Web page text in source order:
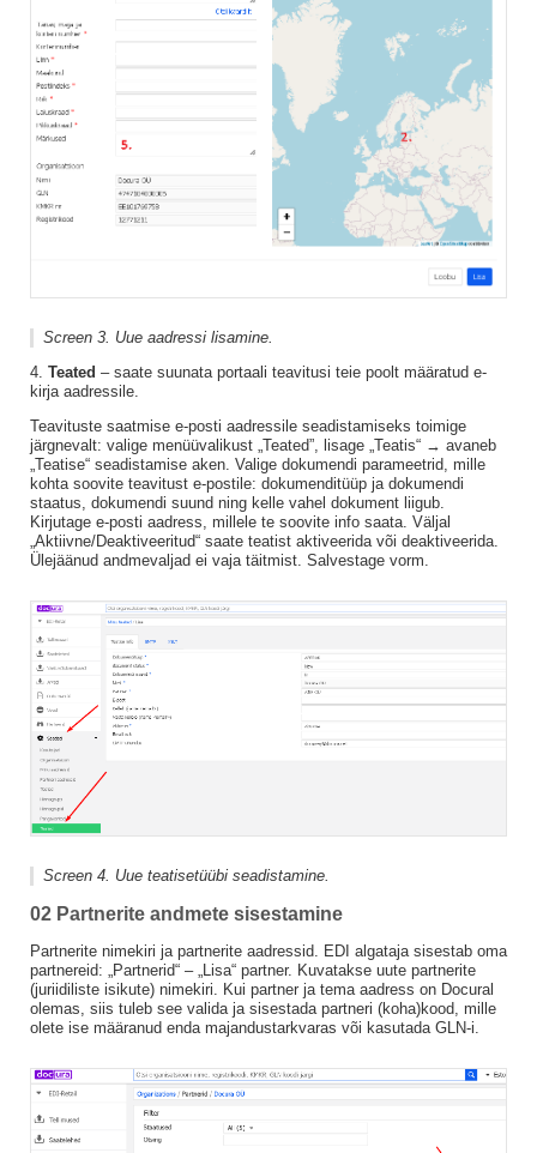
Screen 3. Uue aadressi lisamine.
4. Teated – saate suunata portaali teavitusi teie poolt määratud e-
kirja aadressile.
Teavituste saatmise e-posti aadressile seadistamiseks toimige
järgnevalt: valige menüüvalikust „Teated”, lisage „Teatis“ → avaneb
„Teatise“ seadistamise aken. Valige dokumendi parameetrid, mille
kohta soovite teavitust e-postile: dokumenditüüp ja dokumendi
staatus, dokumendi suund ning kelle vahel dokument liigub.
Kirjutage e-posti aadress, millele te soovite info saata. Väljal
„Aktiivne/Deaktiveeritud“ saate teatist aktiveerida või deaktiveerida.
Ülejäänud andmevaljad ei vaja täitmist. Salvestage vorm.
Screen 4. Uue teatisetüübi seadistamine.
02 Partnerite andmete sisestamine
Partnerite nimekiri ja partnerite aadressid. EDI algataja sisestab oma
partnereid: „Partnerid“ – „Lisa“ partner. Kuvatakse uute partnerite
(juriidiliste isikute) nimekiri. Kui partner ja tema aadress on Docural
olemas, siis tuleb see valida ja sisestada partneri (koha)kood, mille
olete ise määranud enda majandustarkvaras või kasutada GLN-i.